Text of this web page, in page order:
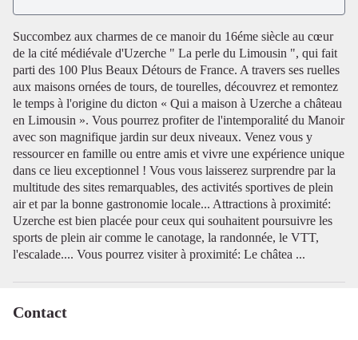
Voir l'image en plein écran
Succombez aux charmes de ce manoir du 16éme siècle au cœur
de la cité médiévale d'Uzerche " La perle du Limousin ", qui fait
parti des 100 Plus Beaux Détours de France. A travers ses ruelles
aux maisons ornées de tours, de tourelles, découvrez et remontez
le temps à l'origine du dicton « Qui a maison à Uzerche a château
en Limousin ». Vous pourrez profiter de l'intemporalité du Manoir
avec son magnifique jardin sur deux niveaux. Venez vous y
ressourcer en famille ou entre amis et vivre une expérience unique
dans ce lieu exceptionnel ! Vous vous laisserez surprendre par la
multitude des sites remarquables, des activités sportives de plein
air et par la bonne gastronomie locale... Attractions à proximité:
Uzerche est bien placée pour ceux qui souhaitent poursuivre les
sports de plein air comme le canotage, la randonnée, le VTT,
l'escalade.... Vous pourrez visiter à proximité: Le châtea ...
Contact